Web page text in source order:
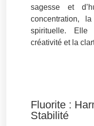
sagesse et
concentration, la
spirituelle. Elle
créativité et la
Fluorite :
Stabilité